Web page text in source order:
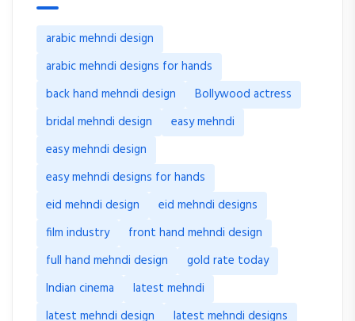
arabic mehndi design
arabic mehndi designs for hands
back hand mehndi design
Bollywood actress
bridal mehndi design
easy mehndi
easy mehndi design
easy mehndi designs for hands
eid mehndi design
eid mehndi designs
film industry
front hand mehndi design
full hand mehndi design
gold rate today
Indian cinema
latest mehndi
latest mehndi design
latest mehndi designs